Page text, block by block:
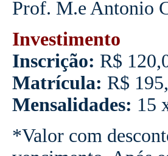
Prof. M.e Antonio
Investimento
Inscrição: R$
Matrícula: R$
Mensalidades: 15
*Valor com